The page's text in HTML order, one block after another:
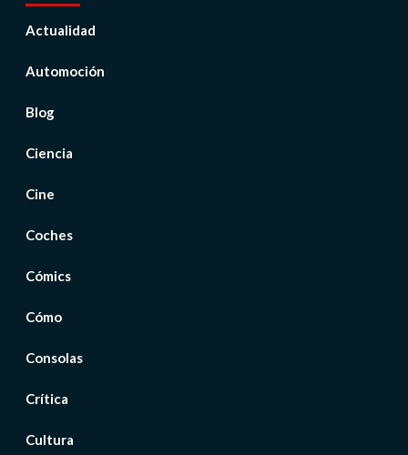
Actualidad
Automoción
Blog
Ciencia
Cine
Coches
Cómics
Cómo
Consolas
Crítica
Cultura